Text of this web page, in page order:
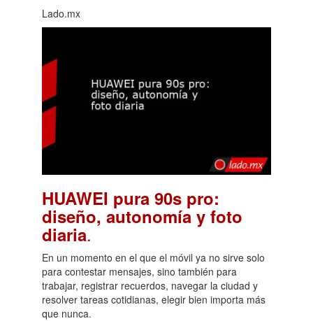
Lado.mx
HUAWEI pura 90s pro:
diseño, autonomía y foto
diaria.
En un momento en el que el móvil ya no sirve solo
para contestar mensajes, sino también para
trabajar, registrar recuerdos, navegar la ciudad y
resolver tareas cotidianas, elegir bien importa más
que nunca.